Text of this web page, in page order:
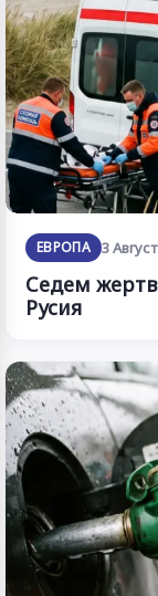
ЕВРОПА 3
Седем
Русия